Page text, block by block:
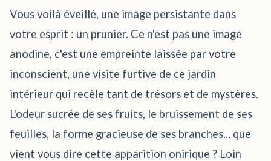
Vous voilà éveillé, une image persistante dans
votre esprit : un prunier. Ce n'est pas une image
anodine, c'est une empreinte laissée par votre
inconscient, une visite furtive de ce jardin
intérieur qui recèle tant de trésors et de mystères.
L'odeur sucrée de ses fruits, le bruissement de ses
feuilles, la forme gracieuse de ses branches... que
vient vous dire cette apparition onirique ? Loin